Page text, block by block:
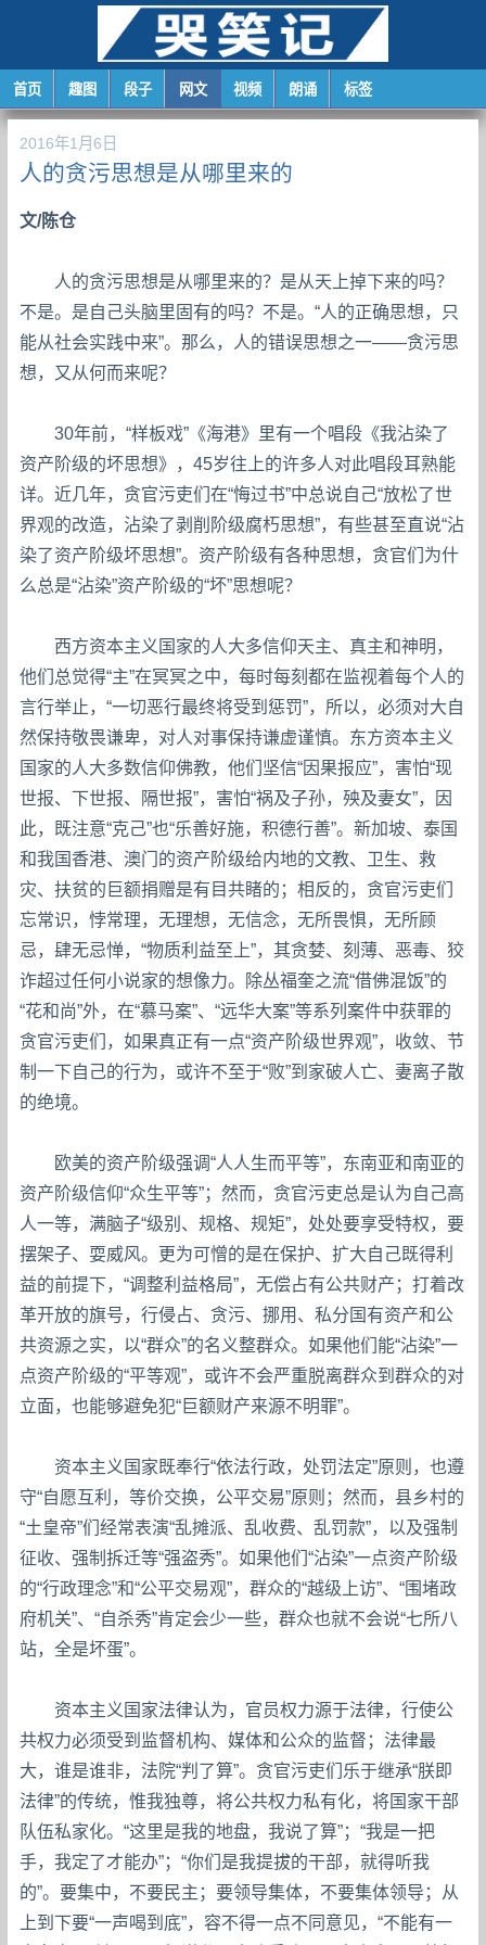
首页 趣图 段子 网文 视频 朗诵 标签
2016年1月6日
人的贪污思想是从哪里来的
文/陈仓
人的贪污思想是从哪里来的？是从天上掉下来的吗？
不是。是自己头脑里固有的吗？不是。“人的正确思想，只
能从社会实践中来”。那么，人的错误思想之一——贪污思
想，又从何而来呢？
30年前，“样板戏”《海港》里有一个唱段《我沾染了
资产阶级的坏思想》，45岁往上的许多人对此唱段耳熟能
详。近几年，贪官污吏们在“悔过书”中总说自己“放松了世
界观的改造，沾染了剥削阶级腐朽思想”，有些甚至直说“沾
染了资产阶级坏思想”。资产阶级有各种思想，贪官们为什
么总是“沾染”资产阶级的“坏”思想呢？
西方资本主义国家的人大多信仰天主、真主和神明，
他们总觉得“主”在冥冥之中，每时每刻都在监视着每个人的
言行举止，“一切恶行最终将受到惩罚”，所以，必须对大自
然保持敬畏谦卑，对人对事保持谦虚谨慎。东方资本主义
国家的人大多数信仰佛教，他们坚信“因果报应”，害怕“现
世报、下世报、隔世报”，害怕“祸及子孙，殃及妻女”，因
此，既注意“克己”也“乐善好施，积德行善”。新加坡、泰国
和我国香港、澳门的资产阶级给内地的文教、卫生、救
灾、扶贫的巨额捐赠是有目共睹的；相反的，贪官污吏们
忘常识，悖常理，无理想，无信念，无所畏惧，无所顾
忌，肆无忌惮，“物质利益至上”，其贪婪、刻薄、恶毒、狡
诈超过任何小说家的想像力。除丛福奎之流“借佛混饭”的
“花和尚”外，在“慕马案”、“远华大案”等系列案件中获罪的
贪官污吏们，如果真正有一点“资产阶级世界观”，收敛、节
制一下自己的行为，或许不至于“败”到家破人亡、妻离子散
的绝境。
欧美的资产阶级强调“人人生而平等”，东南亚和南亚的
资产阶级信仰“众生平等”；然而，贪官污吏总是认为自己高
人一等，满脑子“级别、规格、规矩”，处处要享受特权，要
摆架子、耍威风。更为可憎的是在保护、扩大自己既得利
益的前提下，“调整利益格局”，无偿占有公共财产；打着改
革开放的旗号，行侵占、贪污、挪用、私分国有资产和公
共资源之实，以“群众”的名义整群众。如果他们能“沾染”一
点资产阶级的“平等观”，或许不会严重脱离群众到群众的对
立面，也能够避免犯“巨额财产来源不明罪”。
资本主义国家既奉行“依法行政，处罚法定”原则，也遵
守“自愿互利，等价交换，公平交易”原则；然而，县乡村的
“土皇帝”们经常表演“乱摊派、乱收费、乱罚款”，以及强制
征收、强制拆迁等“强盗秀”。如果他们“沾染”一点资产阶级
的“行政理念”和“公平交易观”，群众的“越级上访”、“围堵政
府机关”、“自杀秀”肯定会少一些，群众也就不会说“七所八
站，全是坏蛋”。
资本主义国家法律认为，官员权力源于法律，行使公
共权力必须受到监督机构、媒体和公众的监督；法律最
大，谁是谁非，法院“判了算”。贪官污吏们乐于继承“朕即
法律”的传统，惟我独尊，将公共权力私有化，将国家干部
队伍私家化。“这里是我的地盘，我说了算”；“我是一把
手，我定了才能办”；“你们是我提拔的干部，就得听我
的”。要集中，不要民主；要领导集体，不要集体领导；从
上到下要“一声喝到底”，容不得一点不同意见，“不能有一